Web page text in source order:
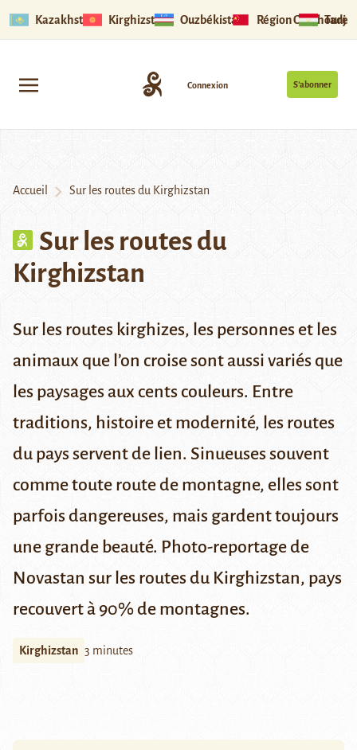
Kazakhstan Kirghizstan Ouzbékistan Région Ouïghoure
S’abonner
Connexion
Accueil Sur les routes du Kirghizstan
Sur les routes du
Kirghizstan
Sur les routes kirghizes, les personnes et les
animaux que l’on croise sont aussi variés que
les paysages aux cents couleurs. Entre
traditions, histoire et modernité, les routes
du pays servent de lien. Sinueuses souvent
comme toute route de montagne, elles sont
parfois dangereuses, mais gardent toujours
une grande beauté. Photo-reportage de
Novastan sur les routes du Kirghizstan, pays
recouvert à 90% de montagnes.
Kirghizstan 3 minutes